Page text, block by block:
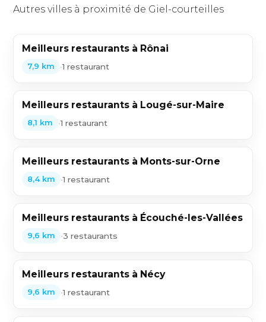
Autres villes à proximité de Giel-courteilles
Meilleurs restaurants à Rônai
7,9 km •1 restaurant
Meilleurs restaurants à Lougé-sur-Maire
8,1 km •1 restaurant
Meilleurs restaurants à Monts-sur-Orne
8,4 km •1 restaurant
Meilleurs restaurants à Écouché-les-Vallées
9,6 km •3 restaurants
Meilleurs restaurants à Nécy
9,6 km •1 restaurant